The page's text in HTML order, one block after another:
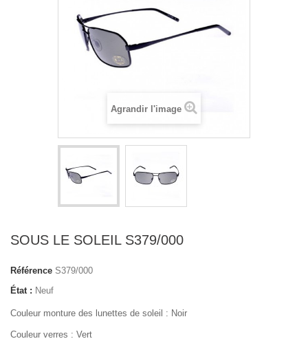
Agrandir l'image
SOUS LE SOLEIL S379/000
Référence S379/000
État : Neuf
Couleur monture des lunettes de soleil : Noir
Couleur verres : Vert